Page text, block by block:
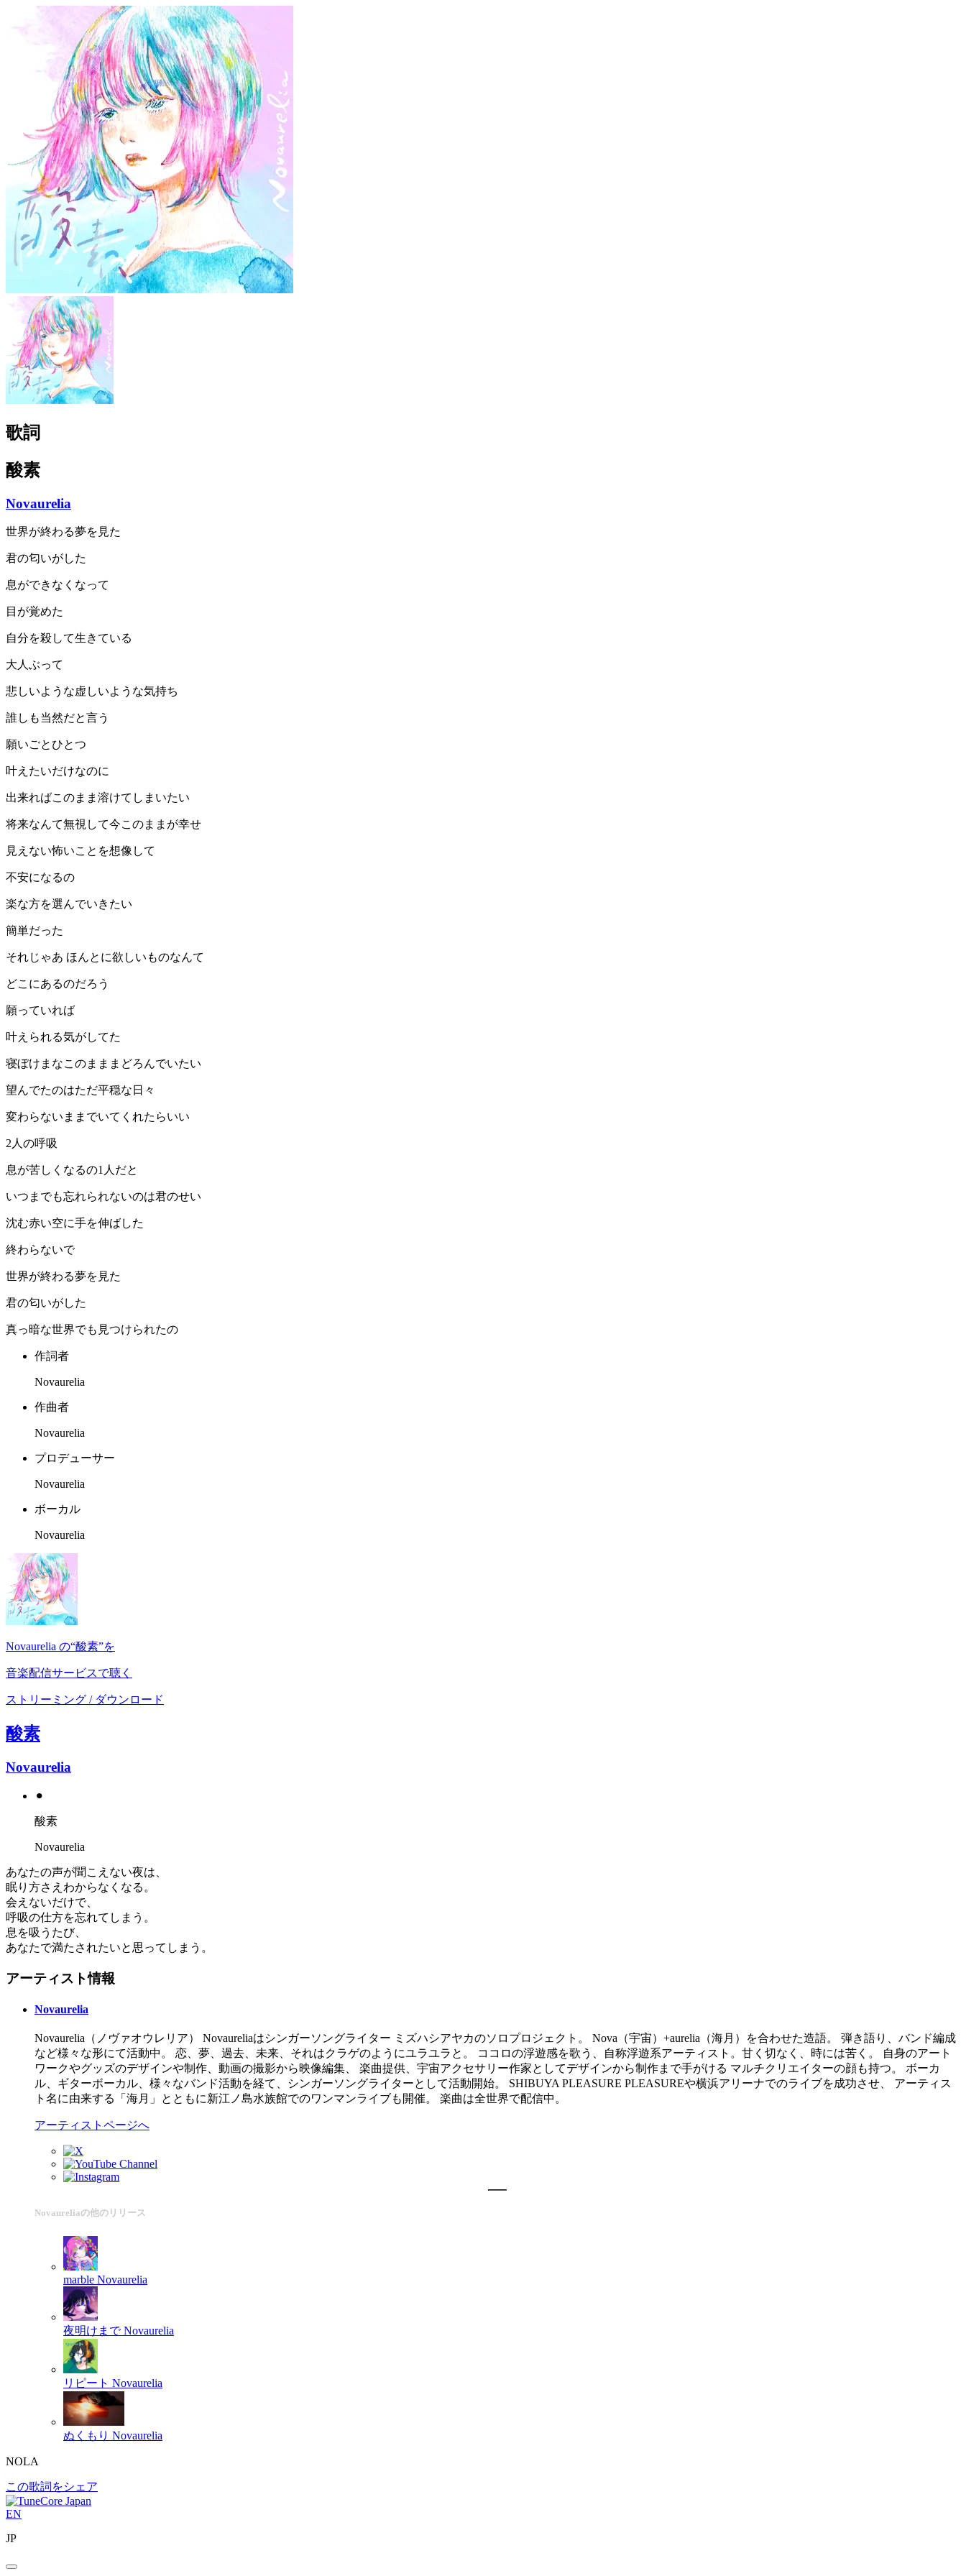
歌詞
酸素
Novaurelia
世界が終わる夢を見た
君の匂いがした
息ができなくなって
目が覚めた
自分を殺して生きている
大人ぶって
悲しいような虚しいような気持ち
誰しも当然だと言う
願いごとひとつ
叶えたいだけなのに
出来ればこのまま溶けてしまいたい
将来なんて無視して今このままが幸せ
見えない怖いことを想像して
不安になるの
楽な方を選んでいきたい
簡単だった
それじゃあ ほんとに欲しいものなんて
どこにあるのだろう
願っていれば
叶えられる気がしてた
寝ぼけまなこのまままどろんでいたい
望んでたのはただ平穏な日々
変わらないままでいてくれたらいい
2人の呼吸
息が苦しくなるの1人だと
いつまでも忘れられないのは君のせい
沈む赤い空に手を伸ばした
終わらないで
世界が終わる夢を見た
君の匂いがした
真っ暗な世界でも見つけられたの
作詞者
Novaurelia
作曲者
Novaurelia
プロデューサー
Novaurelia
ボーカル
Novaurelia
Novaurelia の“酸素”を
音楽配信サービスで聴く
ストリーミング / ダウンロード
酸素
Novaurelia
⚫︎
酸素
Novaurelia
あなたの声が聞こえない夜は、
眠り方さえわからなくなる。
会えないだけで、
呼吸の仕方を忘れてしまう。
息を吸うたび、
あなたで満たされたいと思ってしまう。
アーティスト情報
Novaurelia
Novaurelia（ノヴァオウレリア） Novaureliaはシンガーソングライター ミズハシアヤカのソロプロジェクト。 Nova（宇宙）+aurelia（海月）を合わせた造語。 弾き語り、バンド編成
など様々な形にて活動中。 恋、夢、過去、未来、それはクラゲのようにユラユラと。 ココロの浮遊感を歌う、自称浮遊系アーティスト。甘く切なく、時には苦く。 自身のアート
ワークやグッズのデザインや制作、動画の撮影から映像編集、 楽曲提供、宇宙アクセサリー作家としてデザインから制作まで手がける マルチクリエイターの顔も持つ。 ボーカ
ル、ギターボーカル、様々なバンド活動を経て、シンガーソングライターとして活動開始。 SHIBUYA PLEASURE PLEASUREや横浜アリーナでのライブを成功させ、 アーティス
ト名に由来する「海月」とともに新江ノ島水族館でのワンマンライブも開催。 楽曲は全世界で配信中。
アーティストページへ
Novaureliaの他のリリース
marble Novaurelia
夜明けまで Novaurelia
リピート Novaurelia
ぬくもり Novaurelia
NOLA
この歌詞をシェア
EN
JP